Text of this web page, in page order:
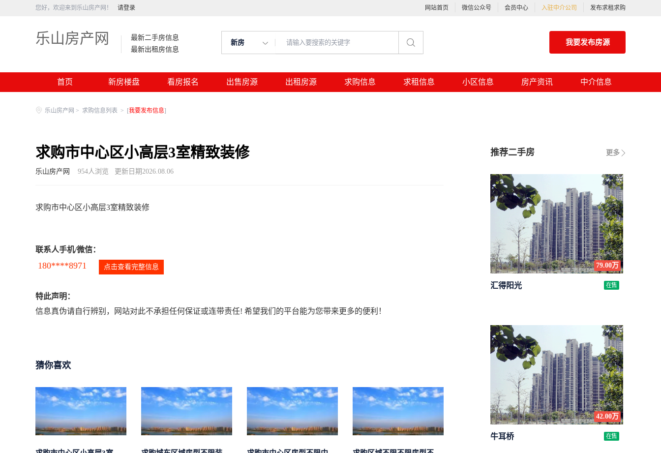
您好，欢迎来到乐山房产网！ 请登录 网站首页 微信公众号 会员中心 入驻中介公司 发布求租求购
乐山房产网
最新二手房信息
最新出租房信息
新房 我要发布房源
首页 新房楼盘 看房报名 出售房源 出租房源 求购信息 求租信息 小区信息 房产资讯 中介信息
乐山房产网 > 求购信息列表 > [我要发布信息]
求购市中心区小高层3室精致装修
乐山房产网 954人浏览 更新日期2026.08.06
求购市中心区小高层3室精致装修
联系人手机/微信：
180****8971 点击查看完整信息
特此声明：
信息真伪请自行辨别，网站对此不承担任何保证或连带责任! 希望我们的平台能为您带来更多的便利！
猜你喜欢
更多
推荐二手房
79.00万
汇得阳光 在售
42.00万
牛耳桥 在售